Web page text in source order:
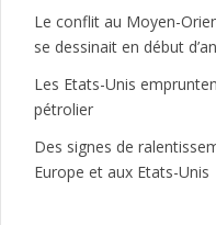
Le conflit au Moyen-
se dessinait en début
Les Etats-Unis
pétrolier
Des signes de
Europe et aux Etats-Unis